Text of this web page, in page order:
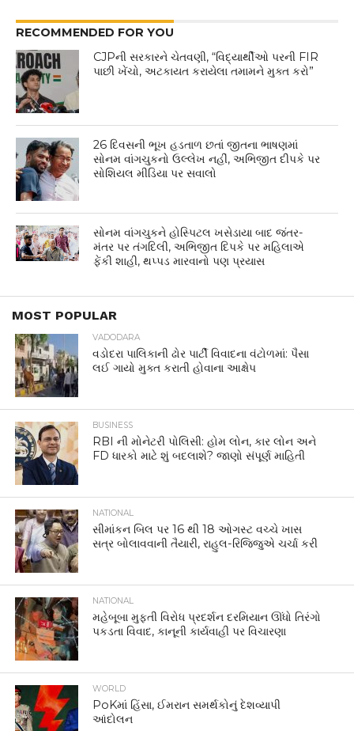
RECOMMENDED FOR YOU
CJPની સરકારને ચેતવણી, “વિદ્યાર્થીઓ પરની FIR
પાછી ખેંચો, અટકાયત કરાયેલા તમામને મુક્ત કરો”
26 દિવસની ભૂખ હડતાળ છતાં જીતના ભાષણમાં
સોનમ વાંગચુકનો ઉલ્લેખ નહીં, અભિજીત દીપકે પર
સોશિયલ મીડિયા પર સવાલો
સોનમ વાંગચુકને હોસ્પિટલ ખસેડાયા બાદ જંતર-
મંતર પર તંગદિલી, અભિજીત દિપકે પર મહિલાએ
ફેંકી શાહી, થપ્પડ મારવાનો પણ પ્રયાસ
MOST POPULAR
VADODARA
વડોદરા પાલિકાની ઢોર પાર્ટી વિવાદના વંટોળમાં: પૈસા
લઈ ગાયો મુક્ત કરાતી હોવાના આક્ષેપ
BUSINESS
RBI ની મોનેટરી પોલિસી: હોમ લોન, કાર લોન અને
FD ધારકો માટે શું બદલાશે? જાણો સંપૂર્ણ માહિતી
NATIONAL
સીમાંકન બિલ પર 16 થી 18 ઓગસ્ટ વચ્ચે ખાસ
સત્ર બોલાવવાની તૈયારી, રાહુલ-રિજિજુએ ચર્ચા કરી
NATIONAL
મહેબૂબા મુફ્તી વિરોધ પ્રદર્શન દરમિયાન ઊંધો તિરંગો
પકડતા વિવાદ, કાનૂની કાર્યવાહી પર વિચારણા
WORLD
PoKમાં હિંસા, ઈમરાન સમર્થકોનું દેશવ્યાપી
આંદોલન